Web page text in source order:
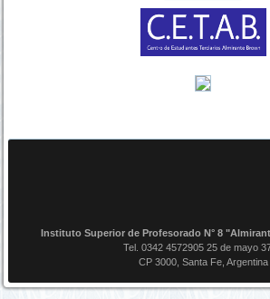
Instituto Superior de Profesorado N° 8
Tel. 0342 4572905 25 de mayo
CP 3000, Santa Fe, Argentina